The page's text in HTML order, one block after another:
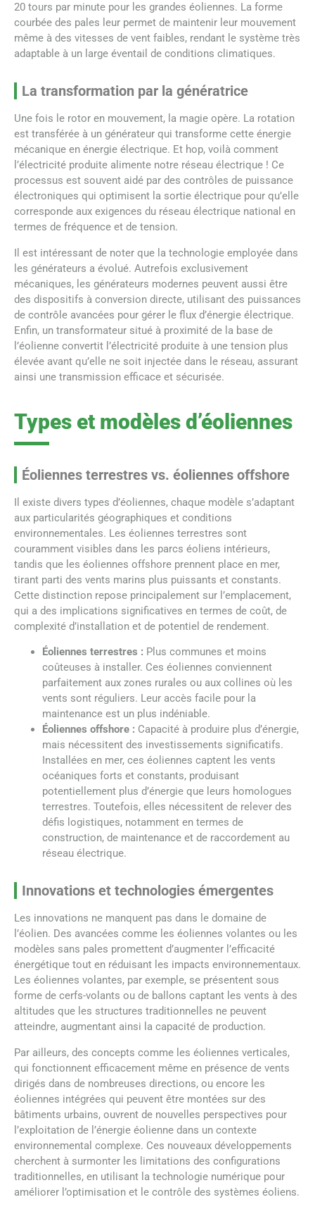
20 tours par minute pour les grandes éoliennes. La forme
courbée des pales leur permet de maintenir leur mouvement
même à des vitesses de vent faibles, rendant le système très
adaptable à un large éventail de conditions climatiques.
La transformation par la génératrice
Une fois le rotor en mouvement, la magie opère. La rotation
est transférée à un générateur qui transforme cette énergie
mécanique en énergie électrique. Et hop, voilà comment
l’électricité produite alimente notre réseau électrique ! Ce
processus est souvent aidé par des contrôles de puissance
électroniques qui optimisent la sortie électrique pour qu’elle
corresponde aux exigences du réseau électrique national en
termes de fréquence et de tension.
Il est intéressant de noter que la technologie employée dans
les générateurs a évolué. Autrefois exclusivement
mécaniques, les générateurs modernes peuvent aussi être
des dispositifs à conversion directe, utilisant des puissances
de contrôle avancées pour gérer le flux d’énergie électrique.
Enfin, un transformateur situé à proximité de la base de
l’éolienne convertit l’électricité produite à une tension plus
élevée avant qu’elle ne soit injectée dans le réseau, assurant
ainsi une transmission efficace et sécurisée.
Types et modèles d’éoliennes
Éoliennes terrestres vs. éoliennes offshore
Il existe divers types d’éoliennes, chaque modèle s’adaptant
aux particularités géographiques et conditions
environnementales. Les éoliennes terrestres sont
couramment visibles dans les parcs éoliens intérieurs,
tandis que les éoliennes offshore prennent place en mer,
tirant parti des vents marins plus puissants et constants.
Cette distinction repose principalement sur l’emplacement,
qui a des implications significatives en termes de coût, de
complexité d’installation et de potentiel de rendement.
Éoliennes terrestres : Plus communes et moins
coûteuses à installer. Ces éoliennes conviennent
parfaitement aux zones rurales ou aux collines où les
vents sont réguliers. Leur accès facile pour la
maintenance est un plus indéniable.
Éoliennes offshore : Capacité à produire plus d’énergie,
mais nécessitent des investissements significatifs.
Installées en mer, ces éoliennes captent les vents
océaniques forts et constants, produisant
potentiellement plus d’énergie que leurs homologues
terrestres. Toutefois, elles nécessitent de relever des
défis logistiques, notamment en termes de
construction, de maintenance et de raccordement au
réseau électrique.
Innovations et technologies émergentes
Les innovations ne manquent pas dans le domaine de
l’éolien. Des avancées comme les éoliennes volantes ou les
modèles sans pales promettent d’augmenter l’efficacité
énergétique tout en réduisant les impacts environnementaux.
Les éoliennes volantes, par exemple, se présentent sous
forme de cerfs-volants ou de ballons captant les vents à des
altitudes que les structures traditionnelles ne peuvent
atteindre, augmentant ainsi la capacité de production.
Par ailleurs, des concepts comme les éoliennes verticales,
qui fonctionnent efficacement même en présence de vents
dirigés dans de nombreuses directions, ou encore les
éoliennes intégrées qui peuvent être montées sur des
bâtiments urbains, ouvrent de nouvelles perspectives pour
l’exploitation de l’énergie éolienne dans un contexte
environnemental complexe. Ces nouveaux développements
cherchent à surmonter les limitations des configurations
traditionnelles, en utilisant la technologie numérique pour
améliorer l’optimisation et le contrôle des systèmes éoliens.